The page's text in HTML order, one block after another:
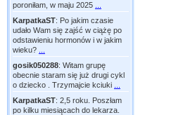
poroniłam, w maju 2025
KarpatkaST: Po jakim czasie
udało Wam się zajść w ciążę po
odstawieniu hormonów i w jakim
wieku?
gosik050288: Witam grupę
obecnie staram się już drugi cykl
o dziecko . Trzymajcie kciuki
KarpatkaST: 2,5 roku. Poszłam
po kilku miesiącach do lekarza.